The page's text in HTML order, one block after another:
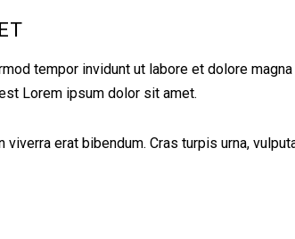
tempor invidunt ut labore et dolore
Lorem ipsum dolor sit amet.
erat bibendum. Cras turpis urna,